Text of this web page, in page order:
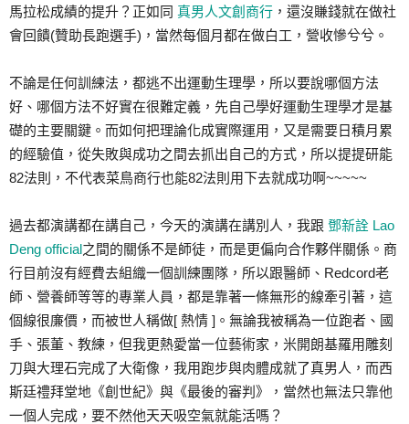
馬拉松成績的提升？正如同 真男人文創商行 ，還沒賺錢就在做社
會回饋(贊助長跑選手)，當然每個月都在做白工，營收慘兮兮。
不論是任何訓練法，都逃不出運動生理學，所以要說哪個方法
好、哪個方法不好實在很難定義，先自己學好運動生理學才是基
礎的主要關鍵。而如何把理論化成實際運用，又是需要日積月累
的經驗值，從失敗與成功之間去抓出自己的方式 ，所以提提研能
82法則，不代表菜鳥商行也能82法則用下去就成功啊~~~~~
過去都演講都在講自己，今天的演講在講別人，我跟 鄧新詮 Lao
Deng official之間的關係不是師徒，而是更偏向合作夥伴關係。商
行目前沒有經費去組織一個訓練團隊，所以跟醫師、Redcord老
師、營養師等等的專業人員，都是靠著一條無形的線牽引著，這
個線很廉價，而被世人稱做[ 熱情 ]。無論我被稱為一位跑者、國
手、張董、教練，但我更熱愛當一位藝術家，米開朗基羅用雕刻
刀與大理石完成了大衛像，我用跑步與肉體成就了真男人，而西
斯廷禮拜堂地《創 世紀》與《最後的審判》，當然也無法只靠他
一個人完成， 要不然他天天吸空氣就能活嗎？